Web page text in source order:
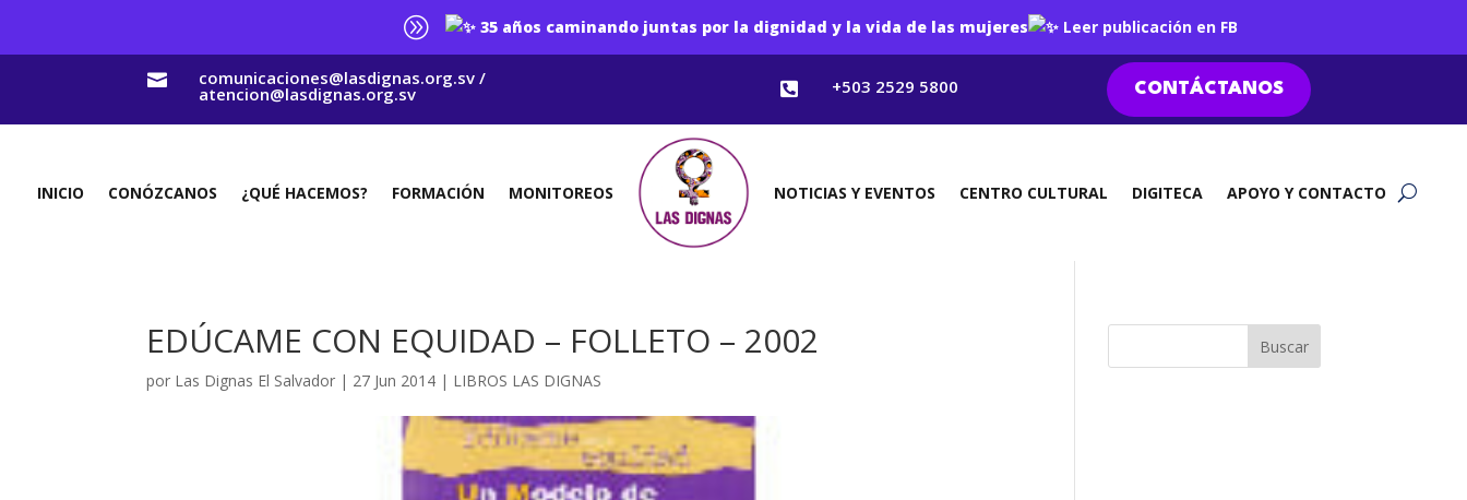
A 35 años caminando juntas por la dignidad y la vida de las mujeres Leer publicación en FB
 comunicaciones@lasdignas.org.sv /
atencion@lasdignas.org.sv  +503 2529 5800 CONTÁCTANOS
INICIO CONÓZCANOS ¿QUÉ HACEMOS? FORMACIÓN MONITOREOS NOTICIAS Y EVENTOS CENTRO CULTURAL DIGITECA APOYO Y CONTACTO
EDÚCAME CON EQUIDAD – FOLLETO – 2002
por Las Dignas El Salvador | 27 Jun 2014 | LIBROS LAS DIGNAS